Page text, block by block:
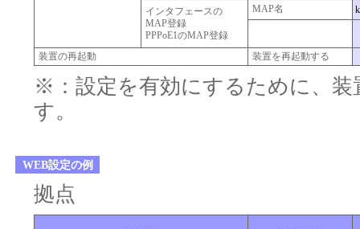
インタフェースの
MAP登録
PPPoE1のMAP登録
MAP名
装置の再起動 装置を再起動する
※：設定を有効にするために、装
す。
WEB設定の例
拠点